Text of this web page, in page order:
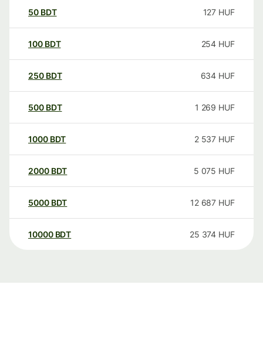
50 BDT 127 HUF
100 BDT 254 HUF
250 BDT 634 HUF
500 BDT 1 269 HUF
1000 BDT 2 537 HUF
2000 BDT 5 075 HUF
5000 BDT 12 687 HUF
10000 BDT 25 374 HUF